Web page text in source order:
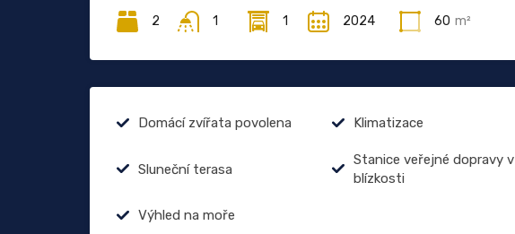
2 1 1 2024 60 m²
Domácí zvířata povolena Klimatizace
Sluneční terasa
Stanice veřejné dopravy v
blízkosti
Výhled na moře